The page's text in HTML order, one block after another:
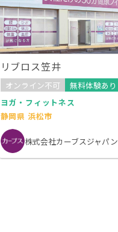
リブロス笠井
オンライン不可
無料体験あり
ヨガ・フィットネス
静岡県 浜松市
株式会社カーブスジャパン